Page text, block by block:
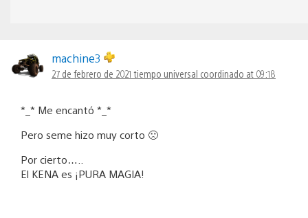
machine3
27 de febrero de 2021 tiempo universal coordinado at 09:18
*_* Me encantó *_*
Pero seme hizo muy corto 🙁
Por cierto…..
El KENA es ¡PURA MAGIA!